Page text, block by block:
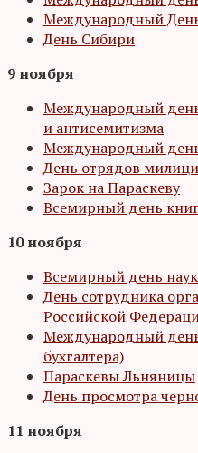
Международный
День Сибири
9 ноября
Международный
и антисемитизма
Международный
День отрядов
Зарок на Параскеву
Всемирный день
10 ноября
Всемирный день
День сотрудника
Российской
Международный
бухгалтера)
Параскевы Льняницы
День просмотра
11 ноября